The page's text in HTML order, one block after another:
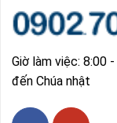
Giờ làm việc: 8:00
đến Chúa nhật